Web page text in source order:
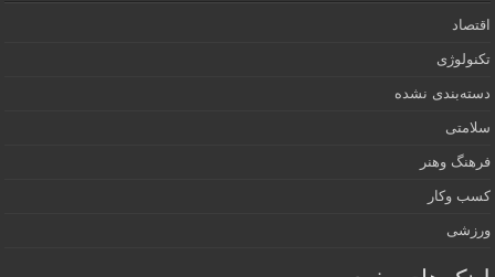
اقتصاد
تکنولوژی
دسته‌بندی نشده
سلامتی
فرهنگ وهنر
کسب وکار
ورزشی